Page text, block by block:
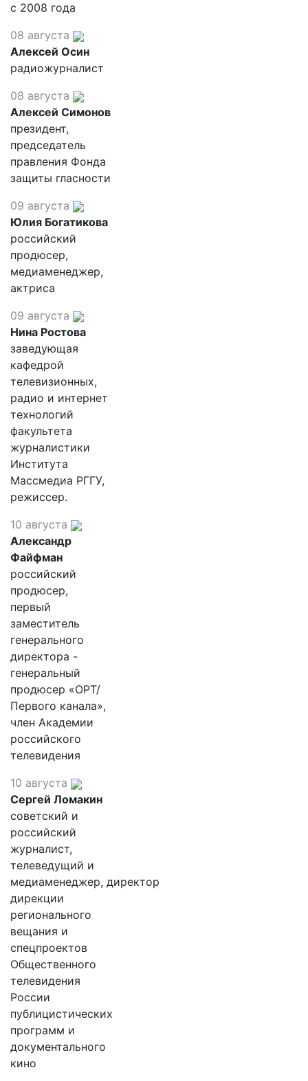
с 2008 года
08 августа
Алексей Осин
радиожурналист
08 августа
Алексей Симонов
президент,
председатель
правления Фонда
защиты гласности
09 августа
Юлия Богатикова
российский
продюсер,
медиаменеджер,
актриса
09 августа
Нина Ростова
заведующая
кафедрой
телевизионных,
радио и интернет
технологий
факультета
журналистики
Института
Массмедиа РГГУ,
режиссер.
10 августа
Александр
Файфман
российский
продюсер,
первый
заместитель
генерального
директора -
генеральный
продюсер «ОРТ/
Первого канала»,
член Академии
российского
телевидения
10 августа
Сергей Ломакин
советский и
российский
журналист,
телеведущий и
медиаменеджер, директор
дирекции
регионального
вещания и
спецпроектов
Общественного
телевидения
России
публицистических
программ и
документального
кино